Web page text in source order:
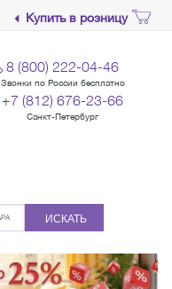
Купить в розницу
8 (800) 222-04-46
Звонки по России бесплатно
+7 (812) 676-23-66
Санкт-Петербург
ИСКАТЬ